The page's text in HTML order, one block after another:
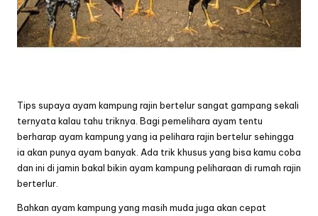
Tips supaya ayam kampung rajin bertelur sangat gampang sekali
ternyata kalau tahu triknya. Bagi pemelihara ayam tentu
berharap ayam kampung yang ia pelihara rajin bertelur sehingga
ia akan punya ayam banyak. Ada trik khusus yang bisa kamu coba
dan ini di jamin bakal bikin ayam kampung peliharaan di rumah rajin
berterlur.
Bahkan ayam kampung yang masih muda juga akan cepat